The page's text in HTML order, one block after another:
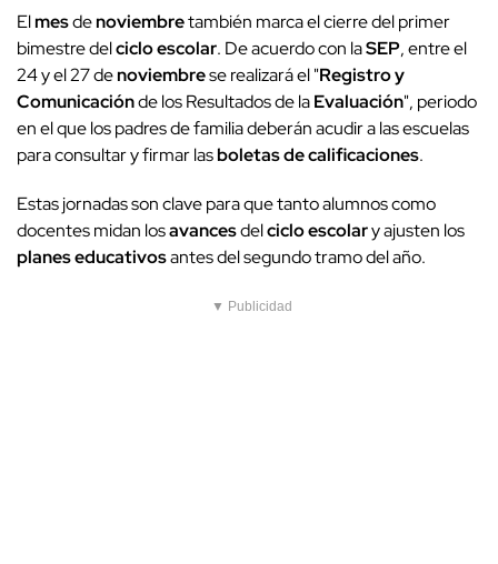
Elmesdenoviembretambién marca el cierre del primer
bimestre delciclo escolar. De acuerdo con laSEP, entre el
24 y el 27 denoviembrese realizará el "Registro y
Comunicaciónde los Resultados de laEvaluación", periodo
en el que los padres de familia deberán acudir a las escuelas
para consultar y firmar lasboletas de calificaciones.
Estas jornadas son clave para que tanto alumnos como
docentes midan losavancesdelciclo escolary ajusten los
planes educativosantes del segundo tramo del año.
▼ Publicidad